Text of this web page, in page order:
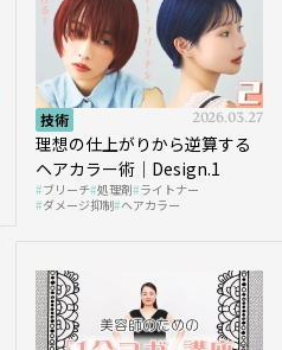
技術 2026.03.27
理想の仕上がりから逆算する
ヘアカラー術｜Design.1
ブリーチ 処理剤 ライトナー
ダメージ抑制 ヘアカラー